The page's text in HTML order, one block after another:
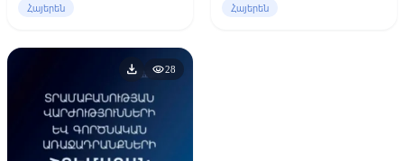
մաս
Հայերեն Հայերեն
download visibility28